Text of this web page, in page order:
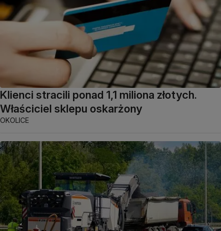
Klienci stracili ponad 1,1 miliona złotych.
Właściciel sklepu oskarżony
OKOLICE